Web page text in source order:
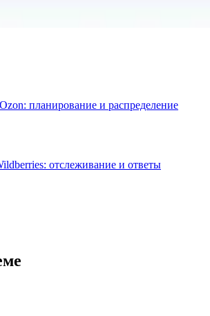
планирование и распределение
отслеживание и ответы